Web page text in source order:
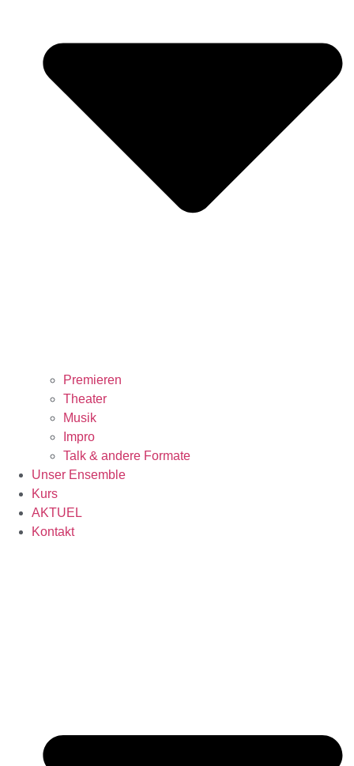
Premieren
Theater
Musik
Impro
Talk & andere Formate
Unser Ensemble
Kurs
AKTUEL
Kontakt